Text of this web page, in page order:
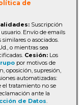
de
Suscripción
Envío de emails
o asociados.
o mientras sea
Cesión: Los
por motivos de
oposición, supresión,
automatizadas:
el tratamiento no se
ante la
de Datos.